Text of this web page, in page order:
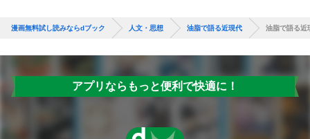
漫画無料試し読みならdブック 人文・思想 油脂で語る近現代 油脂で語る近
アプリならもっと便利で快適に！